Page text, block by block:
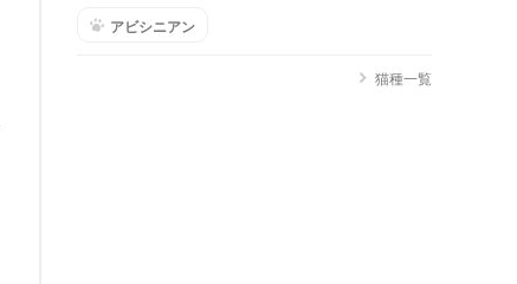
アビシニアン
猫種一覧